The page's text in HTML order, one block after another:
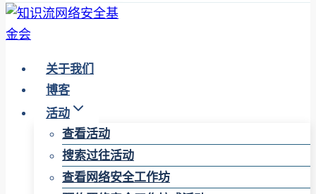
关于我们
博客
活动
查看活动
搜索过往活动
查看网络安全工作坊